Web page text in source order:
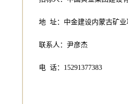
地 址：中金建设内蒙古矿业
联系人：尹彦杰
电 话：15291377383